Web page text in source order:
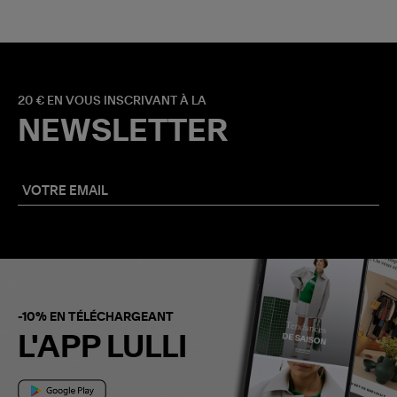
20 € EN VOUS INSCRIVANT À LA
NEWSLETTER
-10% EN TÉLÉCHARGEANT
L'APP LULLI